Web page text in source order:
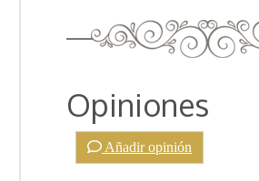
Opiniones
Añadir opinión